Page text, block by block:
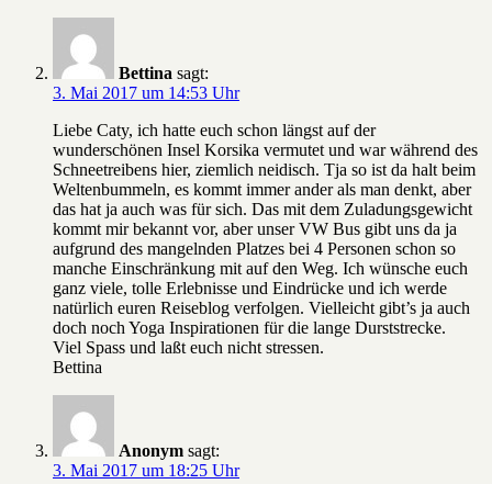
Bettina sagt:
3. Mai 2017 um 14:53 Uhr
Liebe Caty, ich hatte euch schon längst auf der
wunderschönen Insel Korsika vermutet und war während des
Schneetreibens hier, ziemlich neidisch. Tja so ist da halt beim
Weltenbummeln, es kommt immer ander als man denkt, aber
das hat ja auch was für sich. Das mit dem Zuladungsgewicht
kommt mir bekannt vor, aber unser VW Bus gibt uns da ja
aufgrund des mangelnden Platzes bei 4 Personen schon so
manche Einschränkung mit auf den Weg. Ich wünsche euch
ganz viele, tolle Erlebnisse und Eindrücke und ich werde
natürlich euren Reiseblog verfolgen. Vielleicht gibt’s ja auch
doch noch Yoga Inspirationen für die lange Durststrecke.
Viel Spass und laßt euch nicht stressen.
Bettina
Anonym sagt:
3. Mai 2017 um 18:25 Uhr